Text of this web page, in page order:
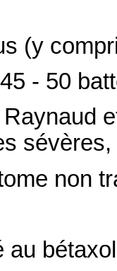
(y
- 50
sévères,
non
au